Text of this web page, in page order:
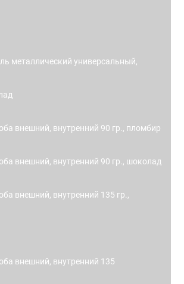
металлический универсальный,
внешний, внутренний 90 гр., пломбир
внешний, внутренний 90 гр., шоколад
внешний, внутренний 135 гр.,
внешний, внутренний 135